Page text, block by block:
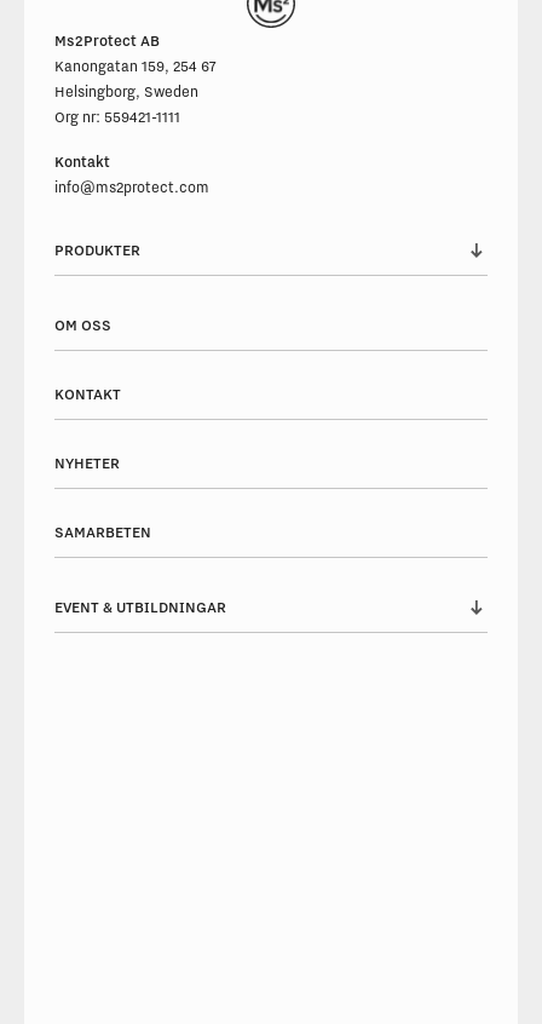
CASE
NYHETER
Ms2Protect AB
Kanongatan 159, 254 67
Helsingborg, Sweden
Org nr: 559421-1111
Kontakt
info@ms2protect.com
PRODUKTER
OM OSS
KONTAKT
NYHETER
SAMARBETEN
EVENT & UTBILDNINGAR